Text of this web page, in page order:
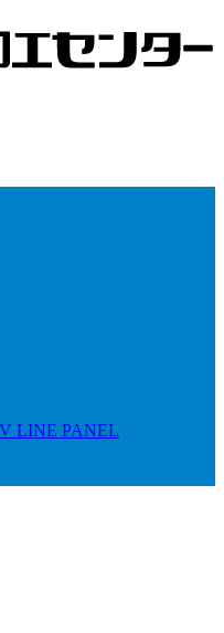
LINE PANEL